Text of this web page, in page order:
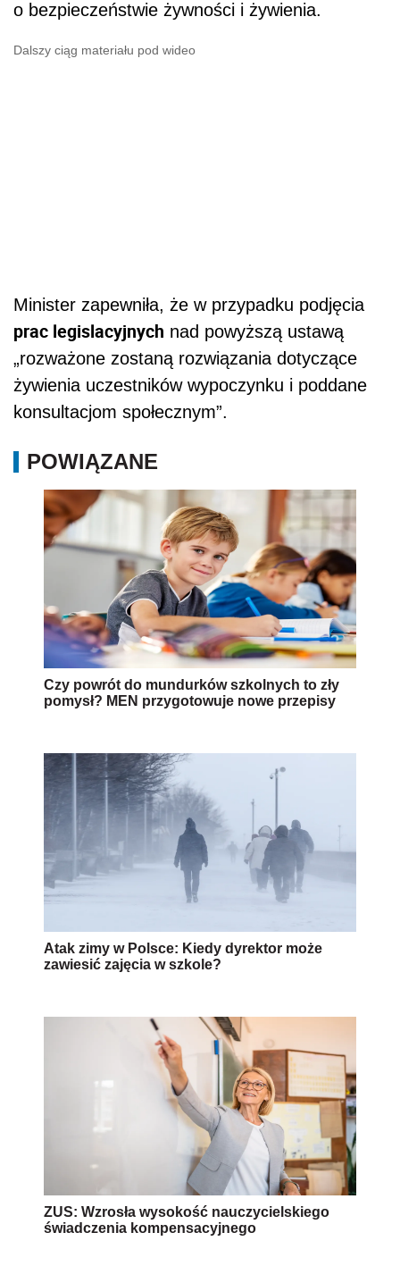
o bezpieczeństwie żywności i żywienia.
Dalszy ciąg materiału pod wideo
Minister zapewniła, że w przypadku podjęcia
prac legislacyjnych nad powyższą ustawą
„rozważone zostaną rozwiązania dotyczące
żywienia uczestników wypoczynku i poddane
konsultacjom społecznym”.
POWIĄZANE
Czy powrót do mundurków szkolnych to zły
pomysł? MEN przygotowuje nowe przepisy
Atak zimy w Polsce: Kiedy dyrektor może
zawiesić zajęcia w szkole?
ZUS: Wzrosła wysokość nauczycielskiego
świadczenia kompensacyjnego